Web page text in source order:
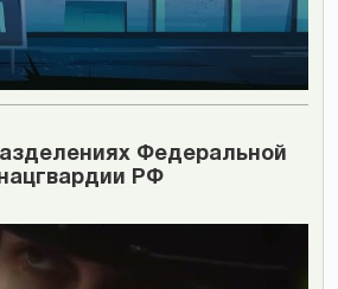
Федеральной
РФ